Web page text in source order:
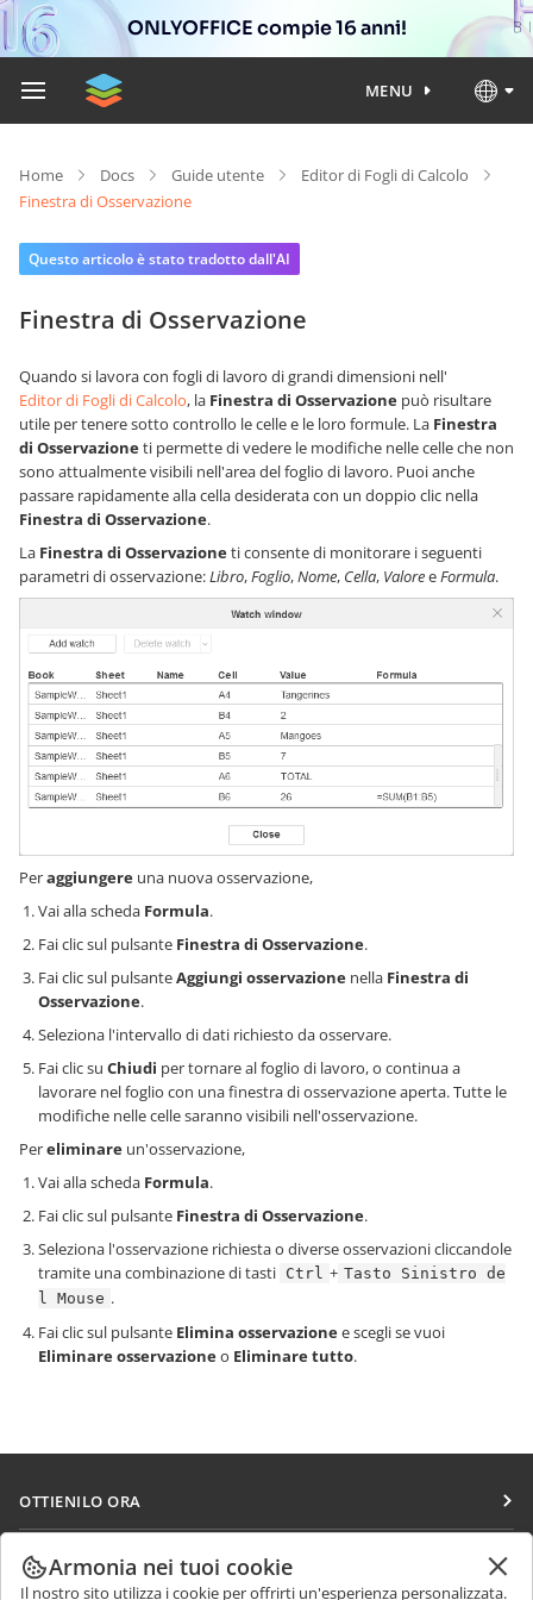
ONLYOFFICE compie 16 anni!
MENU
Home Docs Guide utente
Editor di Fogli di Calcolo
Finestra di Osservazione
Questo articolo è stato tradotto dall'AI
Finestra di Osservazione
Quando si lavora con fogli di lavoro di grandi dimensioni nell'
Editor di Fogli di Calcolo, la Finestra di Osservazione può risultare
utile per tenere sotto controllo le celle e le loro formule. La Finestra
di Osservazioneti permette di vedere le modifiche nelle celle che non
sono attualmente visibili nell'area del foglio di lavoro. Puoi anche
passare rapidamente alla cella desiderata con un doppio clic nella
Finestra di Osservazione.
La Finestra di Osservazioneti consente di monitorare i seguenti
parametri di osservazione:Libro,Foglio,Nome, Cella, ValoreeFormula.
Peraggiungere una nuova osservazione,
Vai alla scheda Formula.
Fai clic sul pulsante Finestra di Osservazione.
Fai clic sul pulsanteAggiungi osservazione nella Finestra di
Osservazione.
Seleziona l'intervallo di dati richiesto da osservare.
Fai clic su Chiudi per tornare al foglio di lavoro, o continua a
lavorare nel foglio con una finestra di osservazione aperta. Tutte le
modifiche nelle celle saranno visibili nell'osservazione.
Pereliminare un'osservazione,
Vai alla scheda Formula.
Fai clic sul pulsante Finestra di Osservazione.
Seleziona l'osservazione richiesta o diverse osservazioni cliccandole
tramite una combinazione di tasti Ctrl + Tasto Sinistro de
l Mouse .
Fai clic sul pulsante Elimina osservazionee scegli se vuoi
Eliminare osservazioneo Eliminare tutto.
OTTIENILO ORA
Docs
DocSpace
COLLABORA
Armonia nei tuoi cookie
Il nostro sito utilizza i cookie per offrirti un'esperienza personalizzata.